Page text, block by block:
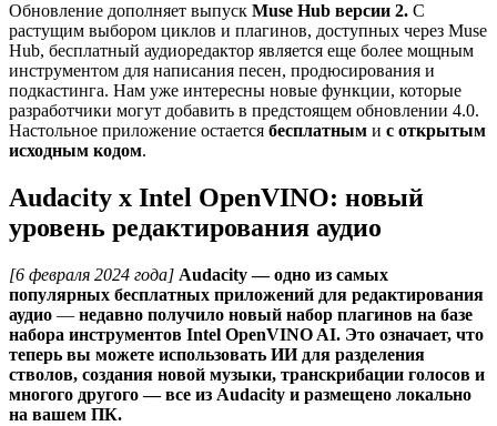
Обновление дополняет выпуск Muse Hub версии 2. С
растущим выбором циклов и плагинов, доступных через Muse
Hub, бесплатный аудиоредактор является еще более мощным
инструментом для написания песен, продюсирования и
подкастинга. Нам уже интересны новые функции, которые
разработчики могут добавить в предстоящем обновлении 4.0.
Настольное приложение остается бесплатным и с открытым
исходным кодом.
Audacity x Intel OpenVINO: новый
уровень редактирования аудио
[6 февраля 2024 года] Audacity — одно из самых
популярных бесплатных приложений для редактирования
аудио — недавно получило новый набор плагинов на базе
набора инструментов Intel OpenVINO AI. Это означает, что
теперь вы можете использовать ИИ для разделения
стволов, создания новой музыки, транскрибации голосов и
многого другого — все из Audacity и размещено локально
на вашем ПК.